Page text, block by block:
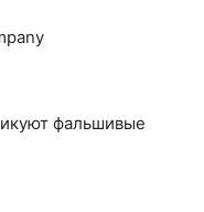
фальшивые